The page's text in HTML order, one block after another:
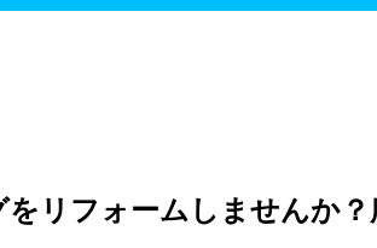
リフォームしませんか